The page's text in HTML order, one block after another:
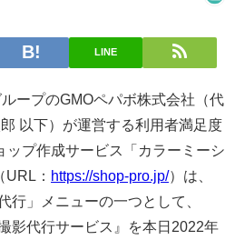
LINE
ープのGMOペパボ株式会社（代
以下）が運営する利用者満足度
プ作成サービス「カラーミーシ
URL： https://shop-pro.jp/）は、
行」メニューの一つとして、
影代行サービス』を本日2022年